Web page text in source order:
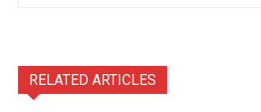
RELATED ARTICLES